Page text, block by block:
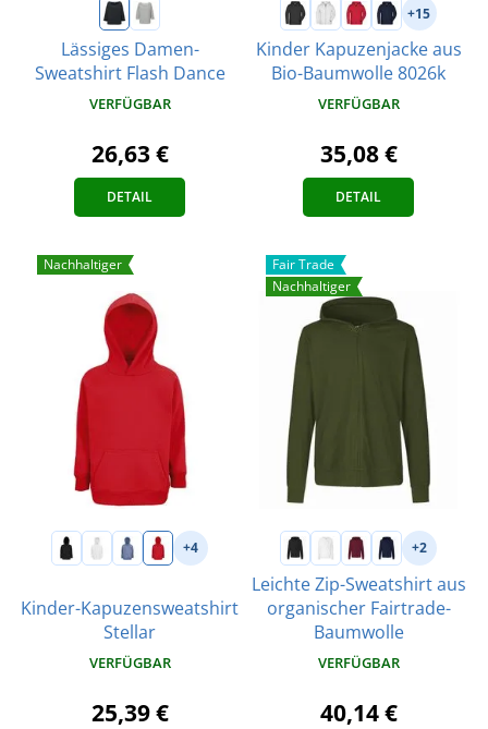
Lässiges Damen-
Sweatshirt Flash Dance
VERFÜGBAR
26,63 €
DETAIL
+15
Kinder Kapuzenjacke aus
Bio-Baumwolle 8026k
VERFÜGBAR
35,08 €
DETAIL
Nachhaltiger
+4
Kinder-Kapuzensweatshirt
Stellar
VERFÜGBAR
25,39 €
Fair Trade
Nachhaltiger
+2
Leichte Zip-Sweatshirt aus
organischer Fairtrade-
Baumwolle
VERFÜGBAR
40,14 €